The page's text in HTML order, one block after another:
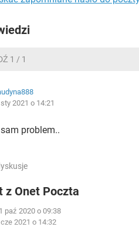
1 / 1
2021 o 14:21
problem..
z Onet Poczta
1 paź 2020 o 09:38
2021 o 14:32